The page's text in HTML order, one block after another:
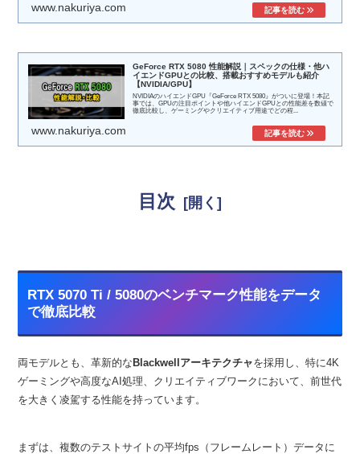
www.nakuriya.com
GeForce RTX 5080 性能解説｜スペックの仕様・他ハ
イエンドGPUとの比較、搭載おすすめモデルも紹介
【NVIDIA/GPU】
NVIDIAのハイエンドGPU『GeForce RTX 5080』がついに登場！本記
事では、GPUの注目ポイントや他ハイエンドGPUとの性能差を数値で
徹底比較し、ゲーミングやクリエイティブ用途でどの程...
www.nakuriya.com
目次
RTX 5070 Ti / 5080のベンチマーク性能をデータ
で徹底比較
両モデルとも、革新的なBlackwellアーキテクチャを採用し、特に4K
ゲーミングや高度なAI処理、クリエイティブワークにおいて、前世代
を大きく凌駕する性能を持っています。
まずは、複数のテストサイトの平均fps（フレームレート）データに